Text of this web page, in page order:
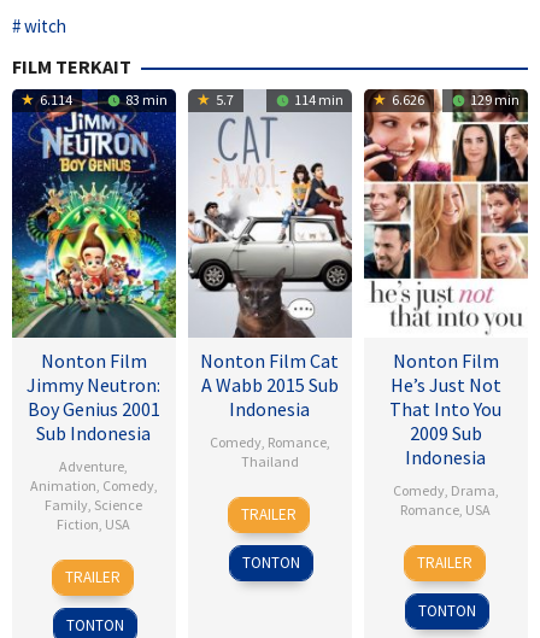
witch
FILM TERKAIT
6.114 83 min
Nonton Film
Jimmy Neutron:
Boy Genius 2001
Sub Indonesia
Adventure,
Animation, Comedy,
Family, Science
Fiction, USA
14
Dec
2001
John
A.
Davis
TRAILER
TONTON
5.7 114 min
Nonton Film Cat
A Wabb 2015 Sub
Indonesia
Comedy, Romance,
Thailand
4
Mar
2015
Nareubadee
Wetchakam
TRAILER
TONTON
6.626 129 min
Nonton Film
He’s Just Not
That Into You
2009 Sub
Indonesia
Comedy, Drama,
Romance, USA
6
Feb
2009
Ken
Kwapis
TRAILER
TONTON